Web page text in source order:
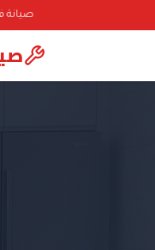
صيانة